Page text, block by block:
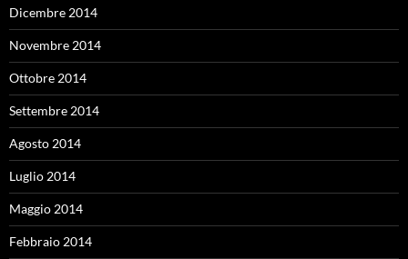
Dicembre 2014
Novembre 2014
Ottobre 2014
Settembre 2014
Agosto 2014
Luglio 2014
Maggio 2014
Febbraio 2014